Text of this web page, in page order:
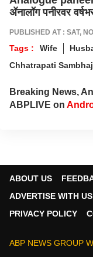
ॲनालॉग पनीरवर
PUBLISHED AT : SAT,
Tags : Wife
Chhatrapati
Breaking News,
ABPLIVE on
ABOUT US
ADVERTISE WITH US
PRIVACY POLICY
ABP NEWS GROUP